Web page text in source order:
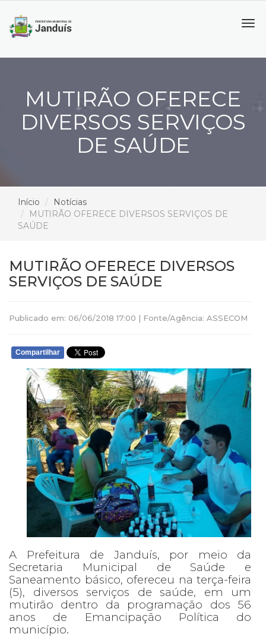
MUTIRÃO OFERECE
DIVERSOS SERVIÇOS
DE SAÚDE
Início
Notícias
MUTIRÃO OFERECE DIVERSOS SERVIÇOS DE
SAÚDE
MUTIRÃO OFERECE DIVERSOS
SERVIÇOS DE SAÚDE
Publicado em: 06/06/2018 17:00 | Fonte/Agência: ASSECOM
Compartilhar
A Prefeitura de Janduís, por meio da
Secretaria Municipal de Saúde e
Saneamento básico, ofereceu na terça-feira
(5), diversos serviços de saúde, em um
mutirão dentro da programação dos 56
anos de Emancipação Política do
município.